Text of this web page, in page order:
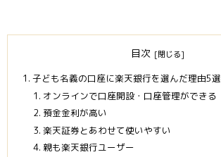
目次
子ども名義の口座に楽天銀行を選んだ理由5選
オンラインで口座開設・口座管理ができる
預金金利が高い
楽天証券とあわせて使いやすい
親も楽天銀行ユーザー